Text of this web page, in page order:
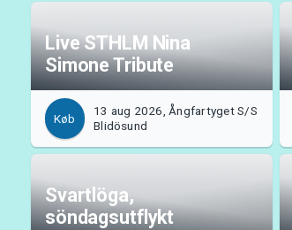
Live STHLM Nina
Simone Tribute
Køb
13 aug 2026, Ångfartyget S/S
Blidösund
Svartlöga,
söndagsutflykt